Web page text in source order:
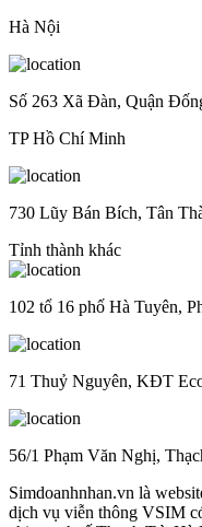
Hà Nội
Số 263 Xã Đàn, Quận
TP Hồ Chí Minh
730 Lũy Bán Bích, Tân
Tỉnh thành khác
102 tổ 16 phố Hà Tuyên,
71 Thuỷ Nguyên, KĐT
56/1 Phạm Văn Nghị,
Simdoanhnhan.vn là
dịch vụ viễn thông VSIM